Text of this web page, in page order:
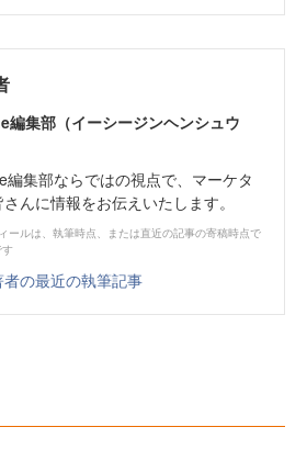
編集部（イーシージンヘンシュウ
編集部ならではの視点で、マーケタ
んに情報をお伝えいたします。
ールは、執筆時点、または直近の記事の寄稿時点で
者の最近の執筆記事